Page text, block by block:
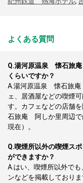
よくある質問
Q.湯河原温泉 懐石旅
くらいですか？
A.湯河原温泉 懐石旅庵
ェ、居酒屋などの喫煙
す。カフェなどの店舗
石旅庵 阿しか里周辺で
現在）。
Q.喫煙所以外の喫煙ス
ができますか？
A. はい、喫煙所以外で
ンなどを掲載しており